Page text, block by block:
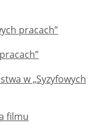
pracach”
w „Syzyfowych
filmu